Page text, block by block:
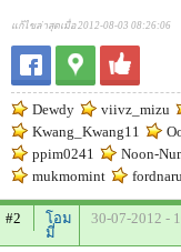
แก้ไขล่าสุดเมื่อ 2012-08-03 08:26:06
Dewdy viivz_mizu
Kwang_Kwang11
ppim0241
Noon-
mukmomint
#2
โอม
มี่
30-07-2012 -